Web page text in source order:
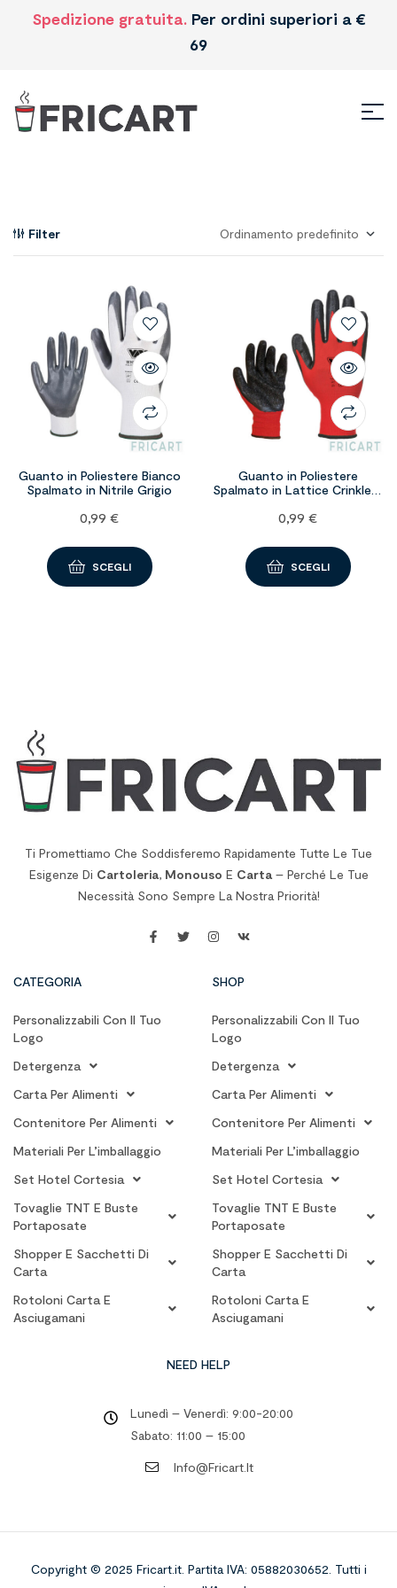
Spedizione gratuita. Per ordini superiori a €
69
Filter
Guanto in Poliestere Bianco
Spalmato in Nitrile Grigio
0,99 €
SCEGLI
Guanto in Poliestere
Spalmato in Lattice Crinkle –
0,99 €
SCEGLI
Ti Promettiamo Che Soddisferemo Rapidamente Tutte Le Tue
Esigenze Di Cartoleria, Monouso E Carta– Perché Le Tue
Necessità Sono Sempre La Nostra Priorità!
CATEGORIA
Personalizzabili Con Il Tuo
Logo
Detergenza
Carta Per Alimenti
Contenitore Per Alimenti
Materiali Per L’imballaggio
Set Hotel Cortesia
Tovaglie TNT E Buste
Portaposate
Shopper E Sacchetti Di
Carta
Rotoloni Carta E
Asciugamani
SHOP
Personalizzabili Con Il Tuo
Logo
Detergenza
Carta Per Alimenti
Contenitore Per Alimenti
Materiali Per L’imballaggio
Set Hotel Cortesia
Tovaglie TNT E Buste
Portaposate
Shopper E Sacchetti Di
Carta
Rotoloni Carta E
Asciugamani
NEED HELP
Lunedì – Venerdì: 9:00-20:00
Sabato: 11:00 – 15:00
Info@fricart.it
Copyright © 2025 Fricart.it. Partita IVA: 05882030652. Tutti i